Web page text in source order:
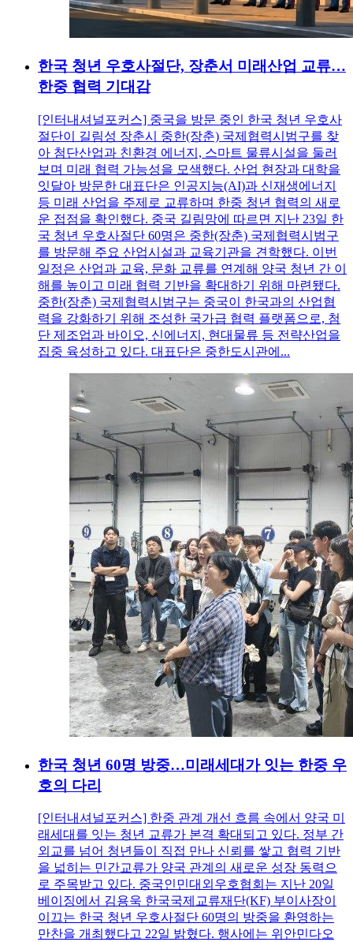
한국 청년 우호사절단, 장춘서 미래산업 교류…
한중 협력 기대감
[인터내셔널포커스] 중국을 방문 중인 한국 청년 우호사
절단이 길림성 장춘시 중한(장춘) 국제협력시범구를 찾
아 첨단산업과 친환경 에너지, 스마트 물류시설을 둘러
보며 미래 협력 가능성을 모색했다. 산업 현장과 대학을
잇달아 방문한 대표단은 인공지능(AI)과 신재생에너지
등 미래 산업을 주제로 교류하며 한중 청년 협력의 새로
운 접점을 확인했다. 중국 길림망에 따르면 지난 23일 한
국 청년 우호사절단 60명은 중한(장춘) 국제협력시범구
를 방문해 주요 산업시설과 교육기관을 견학했다. 이번
일정은 산업과 교육, 문화 교류를 연계해 양국 청년 간 이
해를 높이고 미래 협력 기반을 확대하기 위해 마련됐다.
중한(장춘) 국제협력시범구는 중국이 한국과의 산업협
력을 강화하기 위해 조성한 국가급 협력 플랫폼으로, 첨
단 제조업과 바이오, 신에너지, 현대물류 등 전략산업을
집중 육성하고 있다. 대표단은 중한도시관에...
한국 청년 60명 방중…미래세대가 잇는 한중 우
호의 다리
[인터내셔널포커스] 한중 관계 개선 흐름 속에서 양국 미
래세대를 잇는 청년 교류가 본격 확대되고 있다. 정부 간
외교를 넘어 청년들이 직접 만나 신뢰를 쌓고 협력 기반
을 넓히는 민간교류가 양국 관계의 새로운 성장 동력으
로 주목받고 있다. 중국인민대외우호협회는 지난 20일
베이징에서 김용욱 한국국제교류재단(KF) 부이사장이
이끄는 한국 청년 우호사절단 60명의 방중을 환영하는
만찬을 개최했다고 22일 밝혔다. 행사에는 위안민다오